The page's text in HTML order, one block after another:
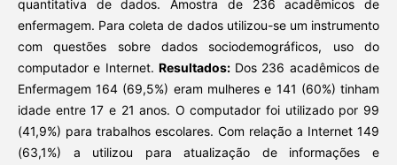
quantitativa de dados. Amostra de 236 acadêmicos de
enfermagem. Para coleta de dados utilizou-se um instrumento
com questões sobre dados sociodemográficos, uso do
computador e Internet. Resultados:Dos 236 acadêmicos de
Enfermagem 164 (69,5%) eram mulheres e 141 (60%) tinham
idade entre 17 e 21 anos. O computador foi utilizado por 99
(41,9%) para trabalhos escolares. Com relação a Internet 149
(63,1%) a utilizou para atualização de informações e